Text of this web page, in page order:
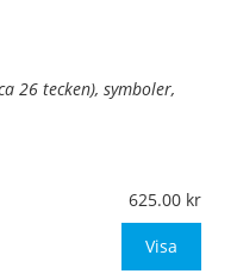
26 tecken), symboler,
upp till 0,03m²)
625.00
Visa